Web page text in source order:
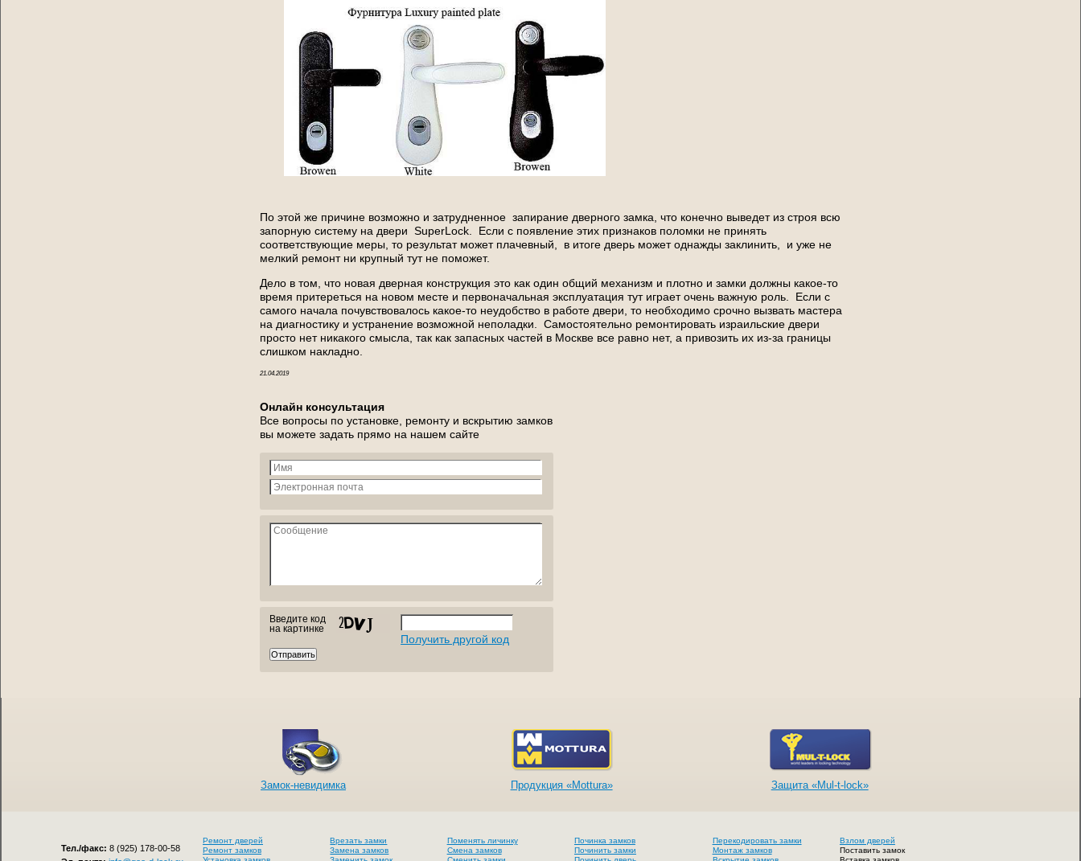
По этой же причине возможно и затрудненное запирание дверного замка, что конечно выведет из строя всю
запорную систему на двери SuperLock. Если с появление этих признаков поломки не принять
соответствующие меры, то результат может плачевный, в итоге дверь может однажды заклинить, и уже не
мелкий ремонт ни крупный тут не поможет.
Дело в том, что новая дверная конструкция это как один общий механизм и плотно и замки должны какое-то
время притереться на новом месте и первоначальная эксплуатация тут играет очень важную роль. Если с
самого начала почувствовалось какое-то неудобство в работе двери, то необходимо срочно вызвать мастера
на диагностику и устранение возможной неполадки. Самостоятельно ремонтировать израильские двери
просто нет никакого смысла, так как запасных частей в Москве все равно нет, а привозить их из-за границы
слишком накладно.
21.04.2019
Онлайн консультация
Все вопросы по установке, ремонту и вскрытию замков
вы можете задать прямо на нашем сайте
Введите код
на картинке
Получить другой код
Замок-невидимка Продукция «Mottura» Защита «Mul-t-lock»
Тел./факс: 8 (925) 178-00-58
Ремонт дверей
Ремонт замков
Врезать замки
Замена замков
Поменять личинку
Смена замков
Починка замков
Починить замки
Перекодировать замки
Монтаж замков
Взлом дверей
Поставить замок